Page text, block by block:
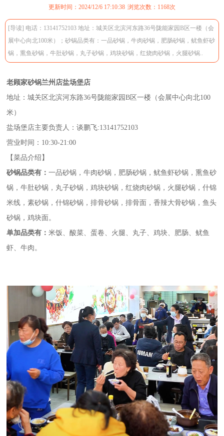
更新时间：2024/12/6 17:10:38 浏览次数： 1168次
[导读] 电话：13141752103 地址：城关区北滨河东路36号陇能家园B区一楼（会
展中心向北100米）；砂锅品类有：一品砂锅，牛肉砂锅，肥肠砂锅，鱿鱼虾砂
锅，熏鱼砂锅，牛肚砂锅，丸子砂锅，鸡块砂锅，红烧肉砂锅，火腿砂锅..
老顾家砂锅兰州店盐场堡店
地址：城关区北滨河东路36号陇能家园B区一楼（会展中心向北100
米）
盐场堡店主要负责人：谈鹏飞:13141752103
营业时间：10:30-21:00
【菜品介绍】
砂锅品类有：一品砂锅，牛肉砂锅，肥肠砂锅，鱿鱼虾砂锅，熏鱼砂
锅，牛肚砂锅，丸子砂锅，鸡块砂锅，红烧肉砂锅，火腿砂锅，什锦
米线，素砂锅，什锦砂锅，排骨砂锅，排骨面，香辣大骨砂锅，鱼头
砂锅，鸡块面。
单加品类有：米饭、酸菜、蛋卷、火腿、丸子、鸡块、肥肠、鱿鱼
虾、牛肉。